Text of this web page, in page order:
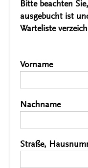
Bitte beachten
ausgebucht ist
Warteliste
Vorname*
Nachname*
Straße,